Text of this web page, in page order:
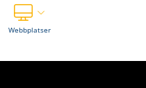
WebbplatserVisa våra andra webbplatser